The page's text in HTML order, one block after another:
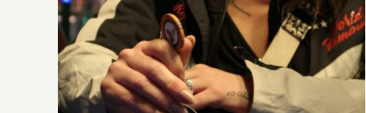
Damage und Sommersprosse